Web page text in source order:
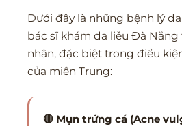
Dưới đây là những bệnh lý
bác sĩ khám da liễu Đà
nhận, đặc biệt trong điều
của miền Trung:
🔴 Mụn trứng cá (Acne